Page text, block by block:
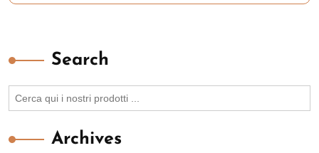
Search
Search
for:
Archives